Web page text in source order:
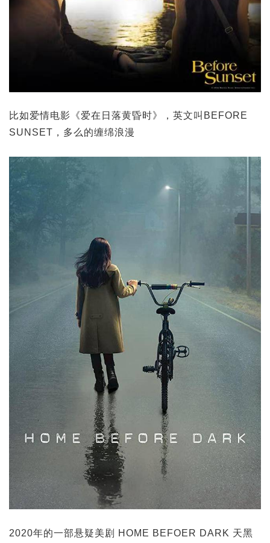
比如爱情电影《爱在日落黄昏时》，英文叫BEFORE
SUNSET，多么的缠绵浪漫
2020年的一部悬疑美剧 HOME BEFOER DARK 天黑